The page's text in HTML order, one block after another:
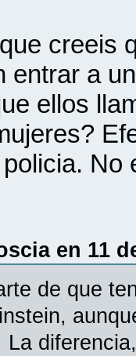
creeis
entrar a
ellos
No
en 11
de que
La